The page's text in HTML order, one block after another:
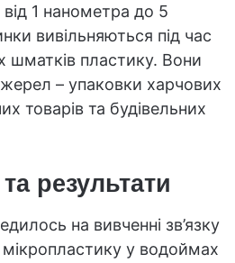
1 нанометра до 5
вивільняються під час
шматків пластику. Вони
– упаковки харчових
товарів та будівельних
результати
на вивченні зв’язку
у водоймах